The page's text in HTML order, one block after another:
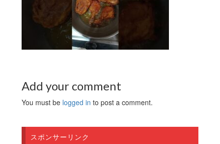
Add your comment
You must be logged in to post a comment.
スポンサーリンク